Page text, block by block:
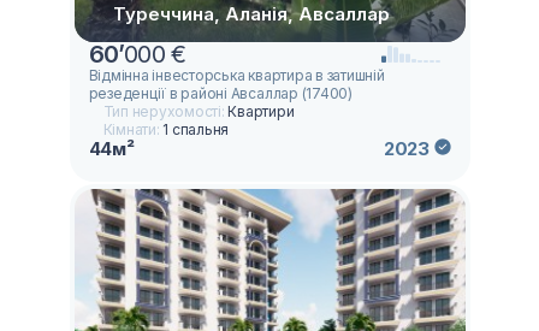
Туреччина, Аланія, Авсаллар
60’000 €
Відмінна інвесторська квартира в затишній
резеденції в районі Авсаллар (17400)
Тип нерухомості:Квартири
Кімнати: 1 спальня
44м² 2023